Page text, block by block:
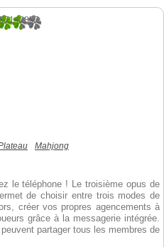
Mahjong
le téléphone ! Le troisième opus de
de choisir entre trois modes de
créer vos propres agencements à
grâce à la messagerie intégrée.
partager tous les membres de